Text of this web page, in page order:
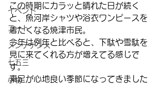
イベント
コート
メンテナンス
七五三
小物
この時期にカラッと晴れた日が続く
と、魚河岸シャツや浴衣ワンピースを
着たくなる焼津市民。
今年は例年と比べると、下駄や雪駄を
見に来てくれる方が増えてる感じで
す。
素足が心地良い季節になってきました